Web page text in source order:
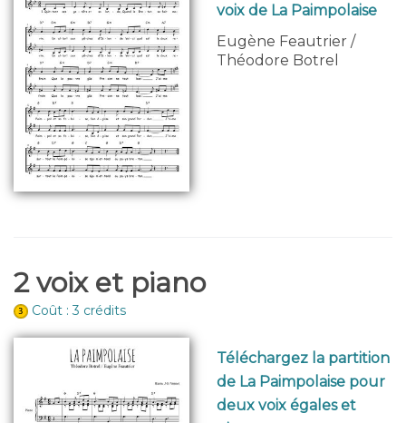
voix de La Paimpolaise
Eugène Feautrier /
Théodore Botrel
2 voix et piano
Coût : 3 crédits
Téléchargez la partition
de La Paimpolaise pour
deux voix égales et